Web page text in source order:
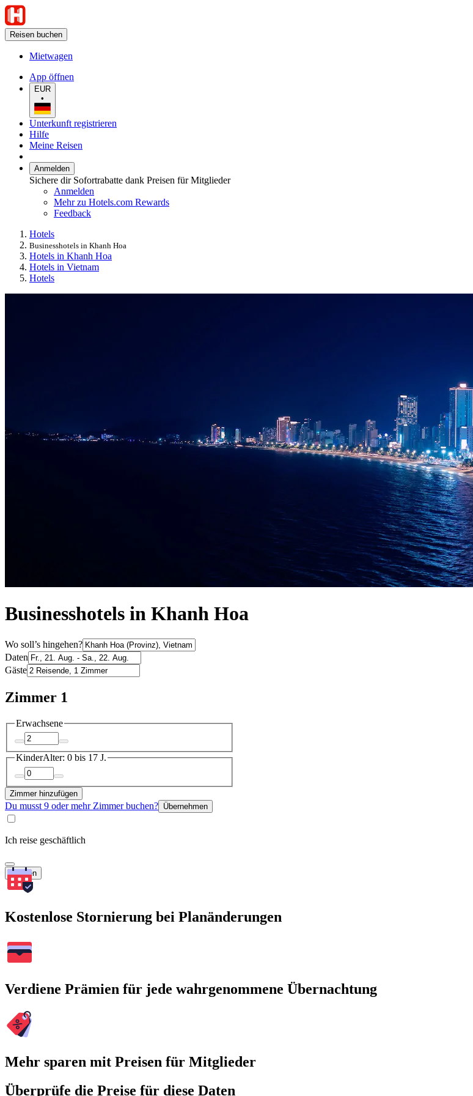
Reisen buchen
Mietwagen
App öffnen
EUR
•
Unterkunft registrieren
Hilfe
Meine Reisen
Anmelden
Sichere dir Sofortrabatte dank Preisen für Mitglieder
Anmelden
Mehr zu Hotels.com Rewards
Feedback
Hotels
Businesshotels in Khanh Hoa
Hotels in Khanh Hoa
Hotels in Vietnam
Hotels
Businesshotels in Khanh Hoa
Wo soll’s hingehen?
Daten
Gäste
Zimmer 1
Erwachsene
KinderAlter: 0 bis 17 J.
Zimmer hinzufügen
Du musst 9 oder mehr Zimmer buchen? Übernehmen
Ich reise geschäftlich
Suchen
Kostenlose Stornierung bei Planänderungen
Verdiene Prämien für jede wahrgenommene Übernachtung
Mehr sparen mit Preisen für Mitglieder
Überprüfe die Preise für diese Daten